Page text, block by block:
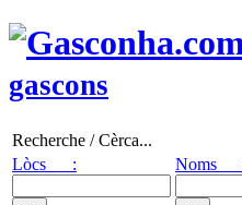
gascons
Recherche / Cèrca...
Lòcs :
Noms